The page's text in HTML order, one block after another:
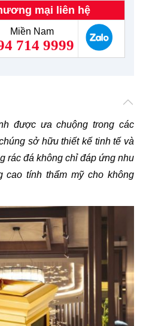
mại liên hệ
Miền Nam
714 9999
được ưa chuộng trong các
sở hữu thiết kế tinh tế và
rác đá không chỉ đáp ứng nhu
cao tính thẩm mỹ cho không